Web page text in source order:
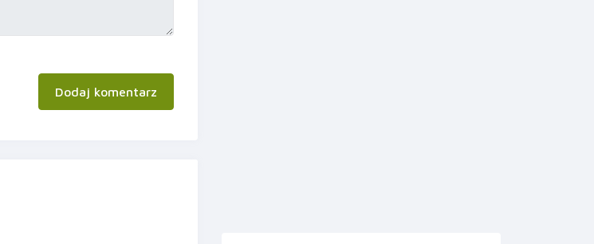
Dodaj komentarz